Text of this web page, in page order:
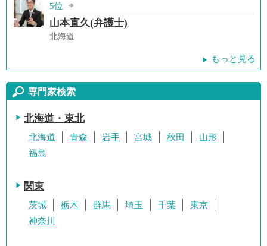
5位
山本直久(弁護士)
北海道
もっと見る
専門家検索
北海道・東北
北海道 青森 岩手 宮城 秋田
山形
福島
関東
茨城 栃木 群馬 埼玉 千葉
東京
神奈川